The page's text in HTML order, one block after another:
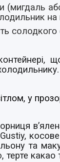
(мигдаль
солодкого
у
та